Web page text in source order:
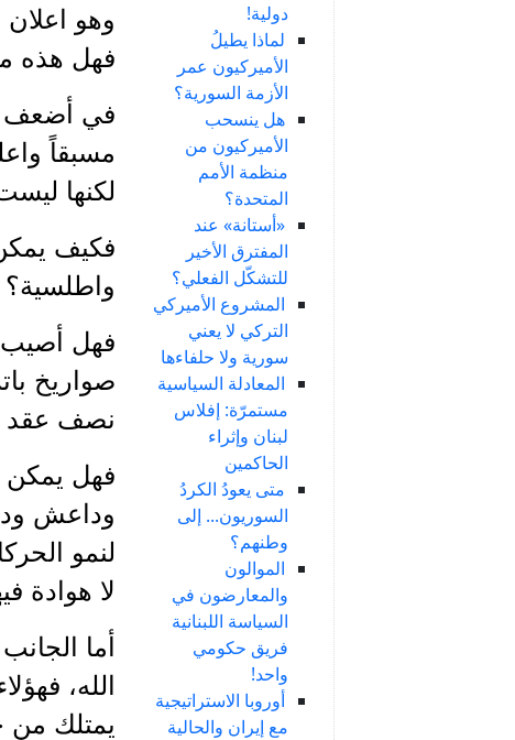
دولية!
لماذا يطيلُ
الأميركيون عمر
الأزمة السورية؟
هل ينسحب
الأميركيون من
منظمة الأمم
المتحدة؟
«أستانة» عند
المفترق الأخير
للتشكّل الفعلي؟
المشروع الأميركي
التركي لا يعني
سورية ولا حلفاءها
المعادلة السياسية
مستمرّة: إفلاس
لبنان وإثراء
الحاكمين
متى يعودُ الكردُ
السوريون... إلى
وطنهم؟
الموالون
والمعارضون في
السياسة اللبنانية
فريق حكومي
واحد!
أوروبا الاستراتيجية
مع إيران والحالية
وهو
فهل هذه
في أضعف
مسبقاً
لكنها
فكيف
واطلسية؟
فهل أصيب
صواريخ
نصف عقد
وداعش
لنمو
لا هوادة
أما
الله،
يمتلك من